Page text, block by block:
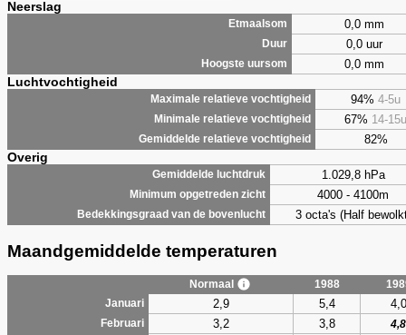
Neerslag
Etmaalsom 0,0 mm
Duur 0,0 uur
Hoogste uursom 0,0 mm
Luchtvochtigheid
Maximale relatieve vochtigheid 94% 4-5u
Minimale relatieve vochtigheid 67% 14-15u
Gemiddelde relatieve vochtigheid 82%
Overig
Gemiddelde luchtdruk 1.029,8 hPa
Minimum opgetreden zicht 4000 - 4100m
Bedekkingsgraad van de bovenlucht 3 octa's (Half
Maandgemiddelde temperaturen
Normaal 1988
Januari
2,9 5,4 4,0
Februari 3,2 3,8
4,8